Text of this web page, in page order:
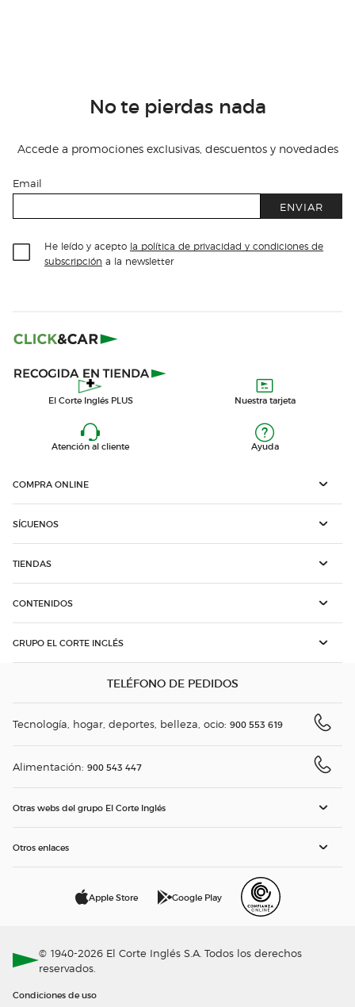
No te pierdas nada
Accede a promociones exclusivas, descuentos y novedades
Email
ENVIAR
He leído y acepto la política de privacidad y condiciones de
subscripción a la newsletter
El Corte Inglés PLUS Nuestra tarjeta
Atención al cliente Ayuda
COMPRA ONLINE
SÍGUENOS
TIENDAS
CONTENIDOS
GRUPO EL CORTE INGLÉS
TELÉFONO DE PEDIDOS
Tecnología, hogar, deportes, belleza, ocio: 900 553 619
Alimentación: 900 543 447
Otras webs del grupo El Corte Inglés
Otros enlaces
Apple Store Google Play
© 1940-2026 El Corte Inglés S.A. Todos los derechos
reservados.
Condiciones de uso